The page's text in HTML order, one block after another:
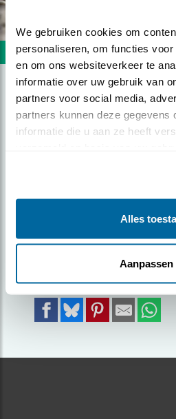
We gebruiken cookies om
personaliseren, om functies
en om ons websiteverkeer te
informatie over uw gebruik van
partners voor social media,
partners kunnen deze gegevens
informatie die u aan ze heeft
Alles
Aanpassen
Volgende foto
SNEEUWGORS
Deze sneeuwgors zag ik
met 3 tot 4 soortgenoten.
Foto genomen in: IJmuiden